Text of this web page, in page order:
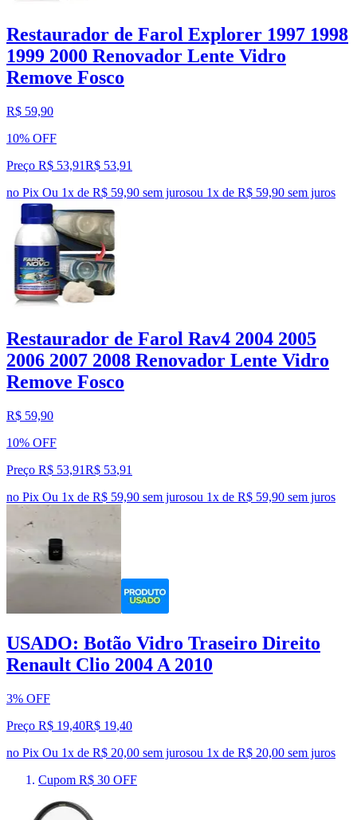
Restaurador de Farol Explorer 1997 1998
1999 2000 Renovador Lente Vidro
Remove Fosco
R$ 59,90
10% OFF
Preço R$ 53,91R$ 53,91
no Pix Ou 1x de R$ 59,90 sem jurosou 1x de R$ 59,90 sem juros
Restaurador de Farol Rav4 2004 2005
2006 2007 2008 Renovador Lente Vidro
Remove Fosco
R$ 59,90
10% OFF
Preço R$ 53,91R$ 53,91
no Pix Ou 1x de R$ 59,90 sem jurosou 1x de R$ 59,90 sem juros
USADO: Botão Vidro Traseiro Direito
Renault Clio 2004 A 2010
3% OFF
Preço R$ 19,40R$ 19,40
no Pix Ou 1x de R$ 20,00 sem jurosou 1x de R$ 20,00 sem juros
Cupom R$ 30 OFF